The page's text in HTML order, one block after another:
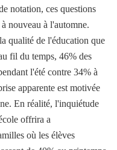
notation, ces questions
nouveau à l'automne.
qualité de l'éducation que
fil du temps, 46% des
l'été contre 34% à
apparente est motivée
En réalité, l'inquiétude
offrira a
où les élèves